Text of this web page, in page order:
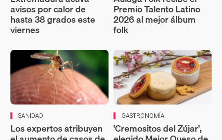
avisos por calor de
hasta 38 grados este
viernes
Premio Talento Latino
2026 al mejor álbum
folk
SANIDAD
Los expertos atribuyen
GASTRONOMÍA
'Cremositos del Zújar',